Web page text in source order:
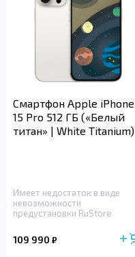
Смартфон Apple iPhone
15 Pro 512 ГБ («Белый
титан» | White Titanium)
Имеет недостаток в виде
невозможности
предустановки RuStore
109 990 ₽